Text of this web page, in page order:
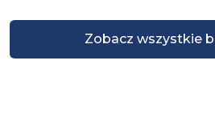
Zobacz wszystkie